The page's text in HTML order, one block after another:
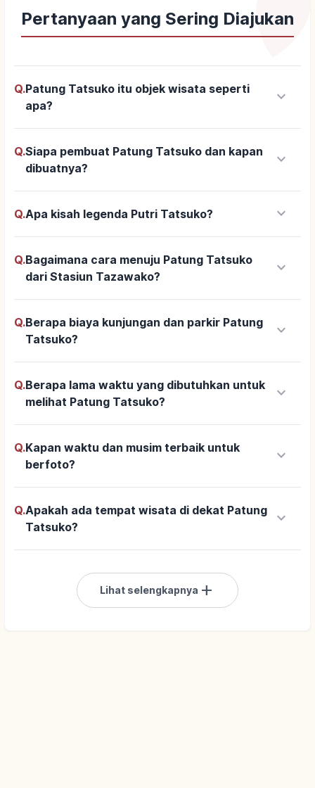
Pertanyaan yang Sering Diajukan
Q.Patung Tatsuko itu objek wisata seperti
apa?
keyboard_arrow_down
Q.Siapa pembuat Patung Tatsuko dan kapan
dibuatnya?
keyboard_arrow_down
Q.Apa kisah legenda Putri Tatsuko? keyboard_arrow_down
Q.Bagaimana cara menuju Patung Tatsuko
dari Stasiun Tazawako?
keyboard_arrow_down
Q.Berapa biaya kunjungan dan parkir Patung
Tatsuko?
keyboard_arrow_down
Q.Berapa lama waktu yang dibutuhkan untuk
melihat Patung Tatsuko?
keyboard_arrow_down
Q.Kapan waktu dan musim terbaik untuk
berfoto?
keyboard_arrow_down
Q.Apakah ada tempat wisata di dekat Patung
Tatsuko?
keyboard_arrow_down
Lihat selengkapnya add